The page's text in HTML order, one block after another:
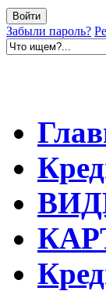
Забыли пароль?